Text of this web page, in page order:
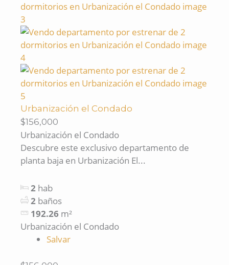
Urbanización el Condado
$156,000
Urbanización el Condado
Descubre este exclusivo departamento de
planta baja en Urbanización El...
2 hab
2 baños
192.26 m²
Urbanización el Condado
Salvar